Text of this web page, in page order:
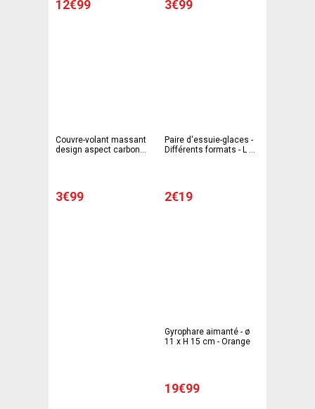
12€99 3€99
Couvre-volant massant
design aspect carbone -
3€99
Paire d'essuie-glaces -
Différents formats - L 35
2€19
Gyrophare aimanté - ø
11 x H 15 cm - Orange
19€99